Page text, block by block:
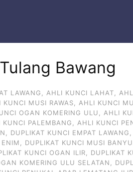
Bawang
LAWANG AHLI KUNCI LAHAT
KUNCI MUSI RAWAS AHLI KUNCI
OGAN KOMERING ULU AHLI
KUNCI PALEMBANG AHLI KUNCI
DUPLIKAT KUNCI EMPAT LAWANG
DUPLIKAT KUNCI MUSI
KUNCI OGAN ILIR DUPLIKAT
KOMERING ULU SELATAN